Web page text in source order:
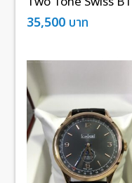
35,500 บาท